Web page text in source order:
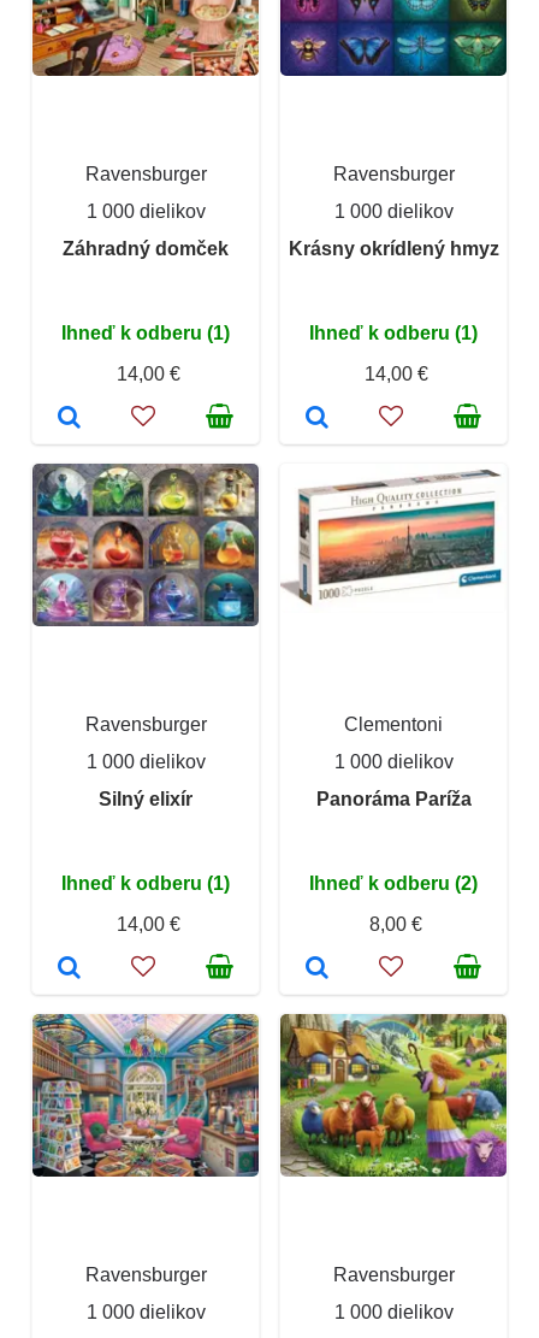
Ravensburger
1 000 dielikov
Záhradný domček
Ihneď k odberu (1)
14,00 €
Ravensburger
1 000 dielikov
Krásny okrídlený hmyz
Ihneď k odberu (1)
14,00 €
Ravensburger
1 000 dielikov
Silný elixír
Ihneď k odberu (1)
14,00 €
Clementoni
1 000 dielikov
Panoráma Paríža
Ihneď k odberu (2)
8,00 €
Ravensburger
1 000 dielikov
Ravensburger
1 000 dielikov